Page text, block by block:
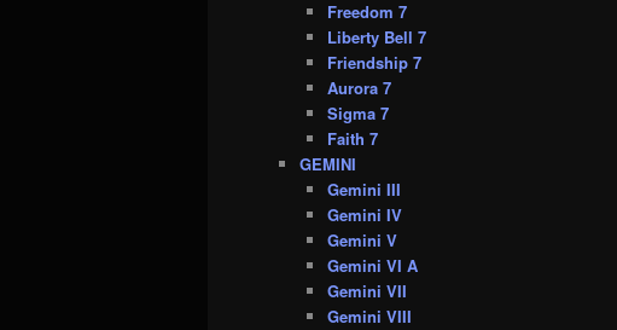
Freedom 7
Liberty Bell 7
Friendship 7
Aurora 7
Sigma 7
Faith 7
GEMINI
Gemini III
Gemini IV
Gemini V
Gemini VI A
Gemini VII
Gemini VIII